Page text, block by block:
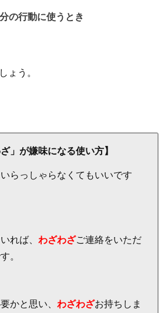
の行動に使うとき
ょう。
」が嫌味になる使い方】
らっしゃらなくてもいいです
れば、わざわざご連絡をいただ
。
かと思い、わざわざお持ちしま